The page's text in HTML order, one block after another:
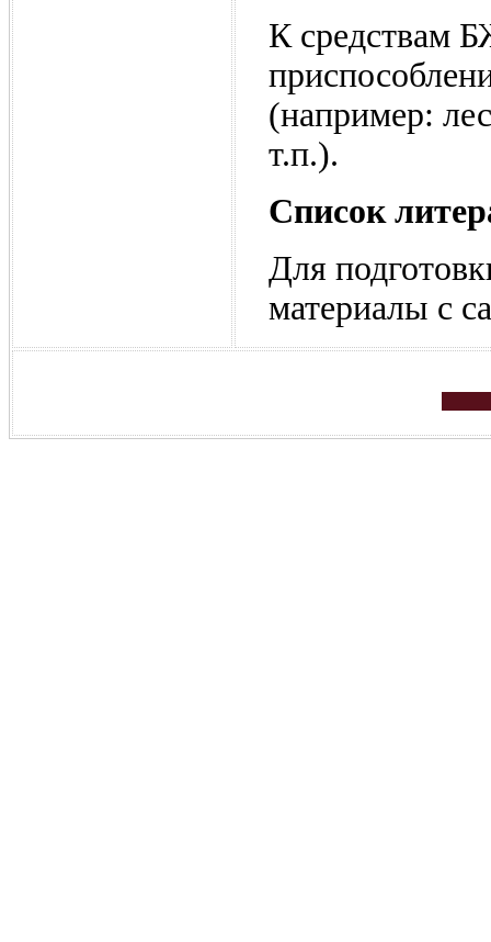
К средствам
(например:
т.п.).
Список
Для
материалы с